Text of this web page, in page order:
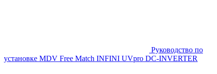
Руководство по
установке MDV Free Match INFINI UVpro DC-INVERTER